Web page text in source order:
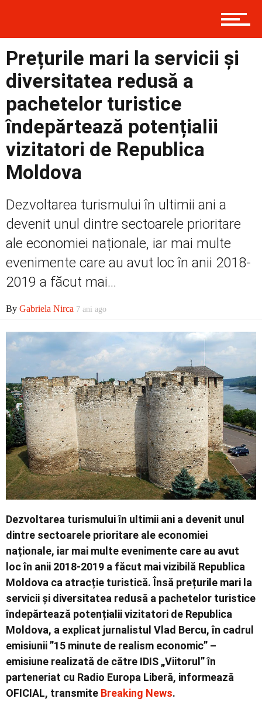
Politică
Externe
Contact
Prețurile mari la servicii și
diversitatea redusă a
pachetelor turistice
îndepărtează potențialii
vizitatori de Republica
Moldova
Dezvoltarea turismului în ultimii ani a
devenit unul dintre sectoarele prioritare
ale economiei naționale, iar mai multe
evenimente care au avut loc în anii 2018-
2019 a făcut mai...
By Gabriela Nirca 7 ani ago
Dezvoltarea turismului în ultimii ani a devenit unul
dintre sectoarele prioritare ale economiei
naționale, iar mai multe evenimente care au avut
loc în anii 2018-2019 a făcut mai vizibilă Republica
Moldova ca atracție turistică. Însă prețurile mari la
servicii și diversitatea redusă a pachetelor turistice
îndepărtează potențialii vizitatori de Republica
Moldova, a explicat jurnalistul Vlad Bercu, în cadrul
emisiunii ”15 minute de realism economic” –
emisiune realizată de către IDIS „Viitorul” în
parteneriat cu Radio Europa Liberă, informează
OFICIAL, transmite Breaking News.